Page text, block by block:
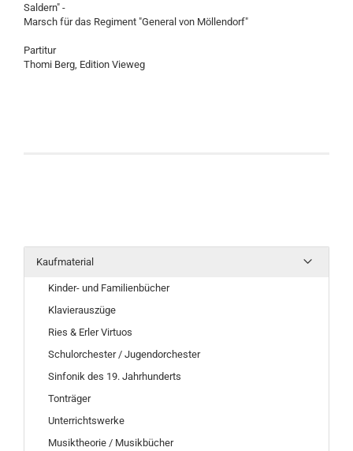
Saldern" -
Marsch für das Regiment "General von Möllendorf"
Partitur
Thomi Berg, Edition Vieweg
Kaufmaterial
Kinder- und Familienbücher
Klavierauszüge
Ries & Erler Virtuos
Schulorchester / Jugendorchester
Sinfonik des 19. Jahrhunderts
Tonträger
Unterrichtswerke
Musiktheorie / Musikbücher